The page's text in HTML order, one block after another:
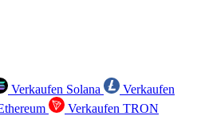
Verkaufen Solana
Verkaufen
Verkaufen TRON